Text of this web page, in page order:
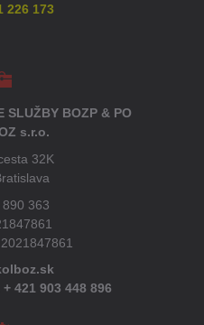
226 173
SLUŽBY BOZP & PO
s.r.o.
32K
363
+ 421 903 448 896